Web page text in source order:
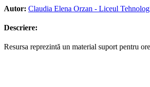
Autor: Claudia Elena Orzan - Liceul
Descriere:
Resursa reprezintă un material suport pentru